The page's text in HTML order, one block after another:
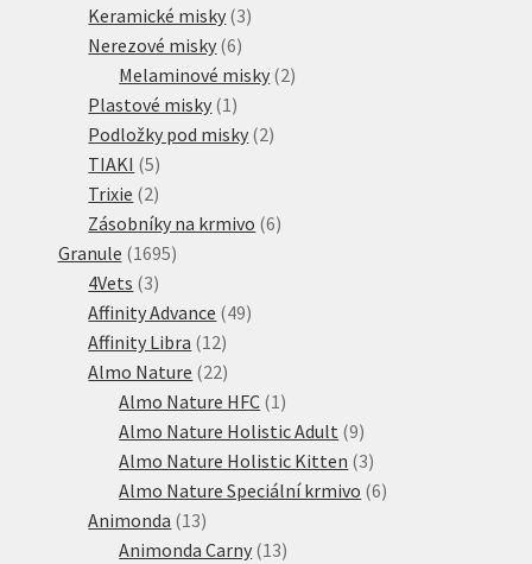
Keramické misky 33
Nerezové misky 66
produktů
Melaminové misky 22
Plastové misky 1 1
produkt
Podložky pod misky 22
TIAKI 55
produktů
Trixie 22
produkty
Zásobníky na krmivo 66
Granule 16951695
4Vets 33
produkty
Affinity Advance 4949
Affinity Libra 1212
produktů
Almo Nature 2222
produktů
Almo Nature HFC 1 1
produkt
Almo Nature Holistic Adult 99
produktů
Almo Nature Holistic Kitten 33
produkty
Almo Nature Speciální krmivo 66
Animonda 1313
produktů
Animonda Carny 1313